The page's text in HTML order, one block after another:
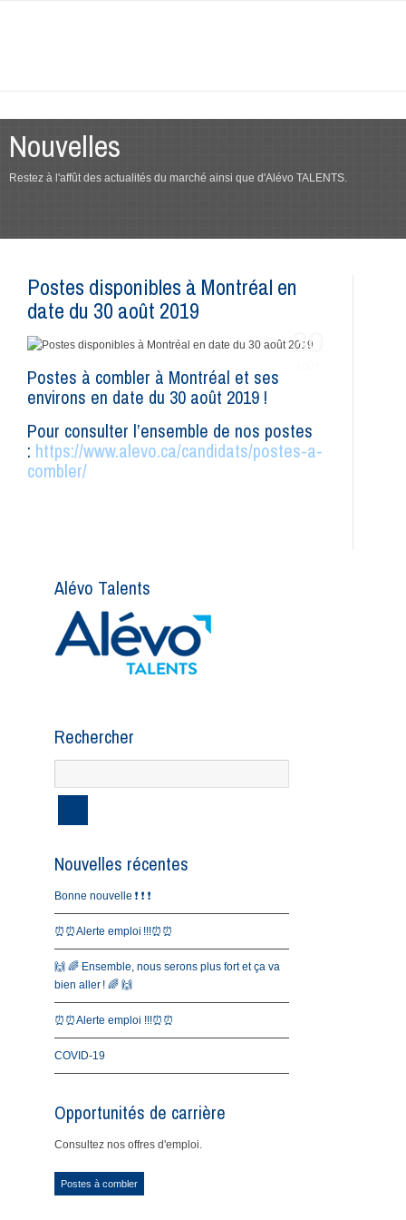
Nouvelles
Restez à l'affût des actualités du marché ainsi que d'Alévo TALENTS.
Postes disponibles à Montréal en
date du 30 août 2019
30
Postes à combler à Montréal et ses
environs en date du 30 août 2019 !
Pour consulter l’ensemble de nos postes
: https://www.alevo.ca/candidats/postes-a-
combler/
Alévo Talents
Rechercher
Nouvelles récentes
Bonne nouvelle ❗️ ❗️ ❗️
⏰⏰Alerte emploi !!!⏰⏰
🙌 🌈 Ensemble, nous serons plus fort et ça va
bien aller ! 🌈 🙌
⏰⏰Alerte emploi !!!⏰⏰
COVID-19
Opportunités de carrière
Consultez nos offres d'emploi.
Postes à combler